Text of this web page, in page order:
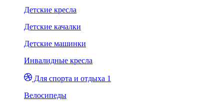
Детские кресла
Детские качалки
Детские машинки
Инвалидные кресла
Для спорта и отдыха 1
Велосипеды